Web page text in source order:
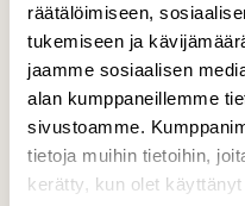
räätälöimiseen,
tukemiseen ja
jaamme sosiaalisen
alan kumppaneillemme
sivustoamme.
tietoja muihin tietoihin,
kerätty, kun olet